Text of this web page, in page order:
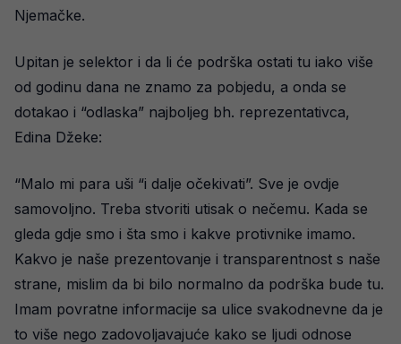
Njemačke.
Upitan je selektor i da li će podrška ostati tu iako više
od godinu dana ne znamo za pobjedu, a onda se
dotakao i “odlaska” najboljeg bh. reprezentativca,
Edina Džeke:
“Malo mi para uši “i dalje očekivati”. Sve je ovdje
samovoljno. Treba stvoriti utisak o nečemu. Kada se
gleda gdje smo i šta smo i kakve protivnike imamo.
Kakvo je naše prezentovanje i transparentnost s naše
strane, mislim da bi bilo normalno da podrška bude tu.
Imam povratne informacije sa ulice svakodnevne da je
to više nego zadovoljavajuće kako se ljudi odnose